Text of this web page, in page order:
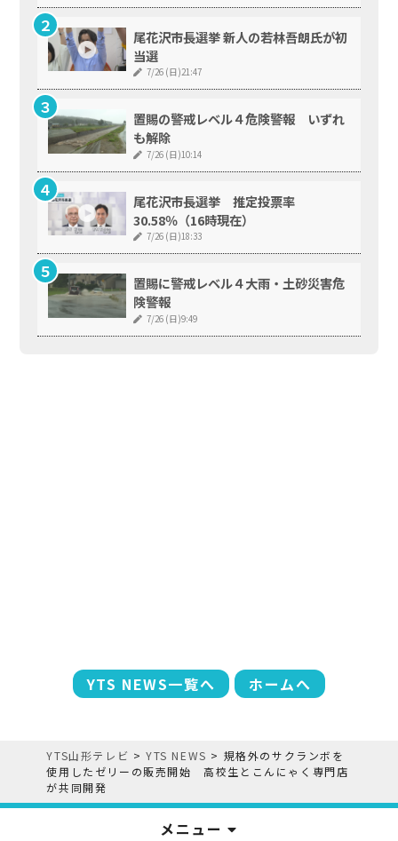
尾花沢市長選挙 新人の若林吾朗氏が初
当選
7/26 (日)21:47
置賜の警戒レベル４危険警報 いずれ
も解除
7/26 (日)10:14
尾花沢市長選挙 推定投票率
30.58％（16時現在）
7/26 (日)18:33
置賜に警戒レベル４大雨・土砂災害危
険警報
7/26 (日)9:49
YTS NEWS一覧へ ホームへ
YTS山形テレビ >YTS NEWS > 規格外のサクランボを
使用したゼリーの販売開始 高校生とこんにゃく専門店
が共同開発
メニュー